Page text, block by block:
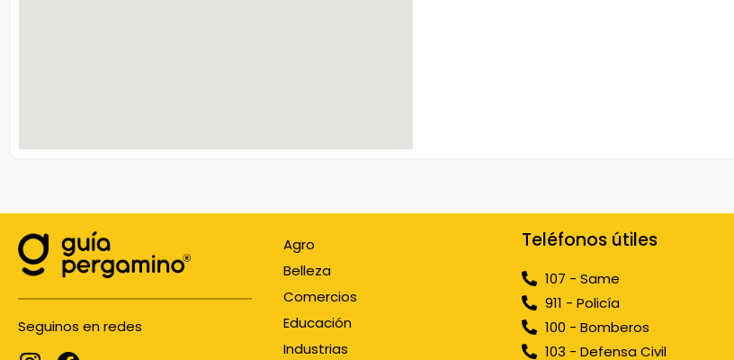
Seguinos en redes
Agro
Belleza
Comercios
Educación
Industrias
Teléfonos útiles
107 - Same
911 - Policía
100 - Bomberos
103 - Defensa Civil